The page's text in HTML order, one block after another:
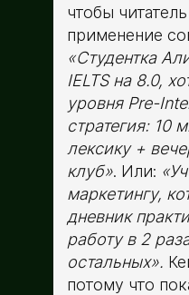
чтобы
применение
«Студентка
IELTS на 8.0,
уровня Pre-
стратегия: 10
лексику +
клуб». Или:
маркетингу,
дневник
работу в 2
остальных».
потому что